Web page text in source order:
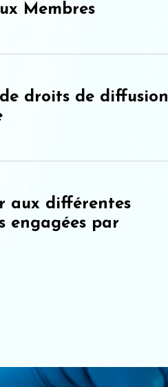
Membres
droits de diffusion
aux différentes
engagées par